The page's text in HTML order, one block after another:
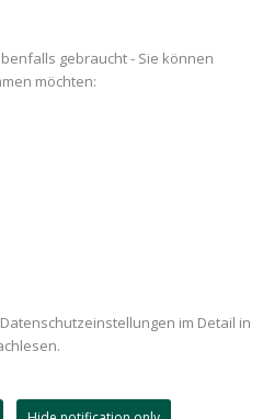
gebraucht - Sie können
möchten:
im Detail in